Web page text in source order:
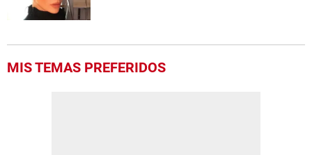
MIS TEMAS PREFERIDOS